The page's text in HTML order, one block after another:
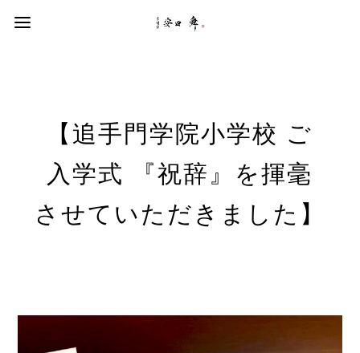
【追手門学院小学校 ご
入学式 『祝辞』を揮毫
させていただきました】